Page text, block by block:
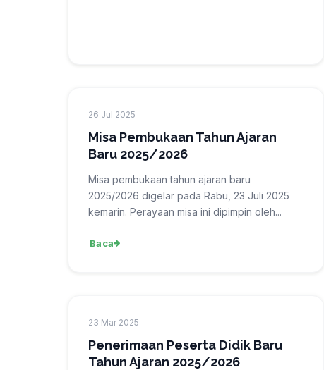
26 Jul 2025
Misa Pembukaan Tahun Ajaran
Baru 2025/2026
Misa pembukaan tahun ajaran baru
2025/2026 digelar pada Rabu, 23 Juli 2025
kemarin. Perayaan misa ini dipimpin oleh...
Baca
23 Mar 2025
Penerimaan Peserta Didik Baru
Tahun Ajaran 2025/2026